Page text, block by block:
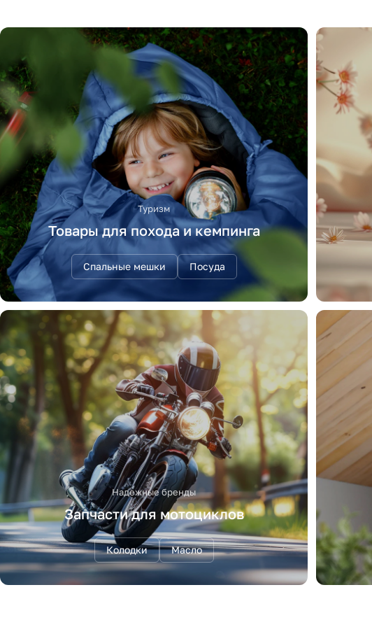
Туризм
Товары для похода и кемпинга
Спальные мешки Посуда
Надежные бренды
Запчасти для мотоциклов
Колодки Масло